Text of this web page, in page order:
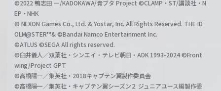
©2022 鴨志田 一/KADOKAWA/青ブタ Project ©CLAMP・ST/講談社・N
EP・NHK
© NEXON Games Co., Ltd. & Yostar, Inc. All Rights Reserved. THE ID
OLM@STER™& ©Bandai Namco Entertainment Inc.
©ATLUS ©SEGA All rights reserved.
©臼井儀人／双葉社・シンエイ・テレビ朝日・ADK 1993-2024 ©Front
wing/Project GPT
©高橋陽一／集英社・2018キャプテン翼製作委員会
©高橋陽一／集英社・キャプテン翼シーズン２ ジュニアユース編製作委